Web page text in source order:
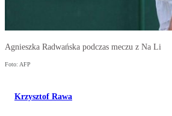
Agnieszka Radwańska podczas meczu z Na Li
Foto: AFP
Krzysztof Rawa